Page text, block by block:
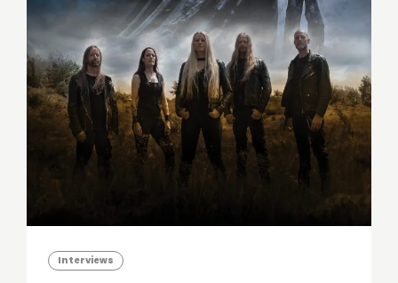
Interviews